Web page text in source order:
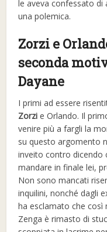
le aveva confessato
una polemica.
Zorzi e
seconda
Dayane
I primi ad essere
Zorzi e Orlando. Il
venire più a fargli la
su questo argomento
inveito contro dicendo
mandare in finale lei,
Non sono mancati
inquilini, nonché dagli
ha esclamato che così
Zenga è rimasto di